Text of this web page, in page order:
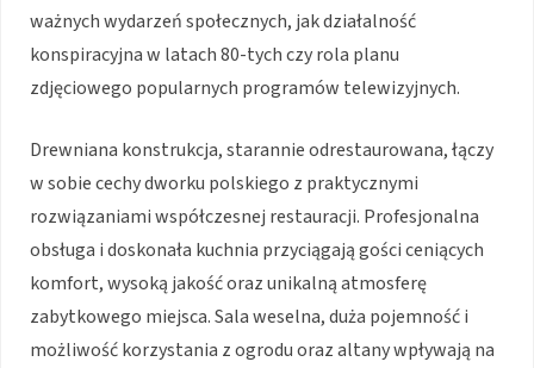
ważnych wydarzeń społecznych, jak działalność
konspiracyjna w latach 80-tych czy rola planu
zdjęciowego popularnych programów telewizyjnych.
Drewniana konstrukcja, starannie odrestaurowana, łączy
w sobie cechy dworku polskiego z praktycznymi
rozwiązaniami współczesnej restauracji. Profesjonalna
obsługa i doskonała kuchnia przyciągają gości ceniących
komfort, wysoką jakość oraz unikalną atmosferę
zabytkowego miejsca. Sala weselna, duża pojemność i
możliwość korzystania z ogrodu oraz altany wpływają na